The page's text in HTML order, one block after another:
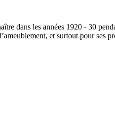
dans les années 1920 - 30
et surtout pour ses